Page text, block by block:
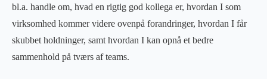
bl.a. handle om, hvad en rigtig god kollega er, hvordan I som
virksomhed kommer videre ovenpå forandringer, hvordan I får
skubbet holdninger, samt hvordan I kan opnå et bedre
sammenhold på tværs af teams.